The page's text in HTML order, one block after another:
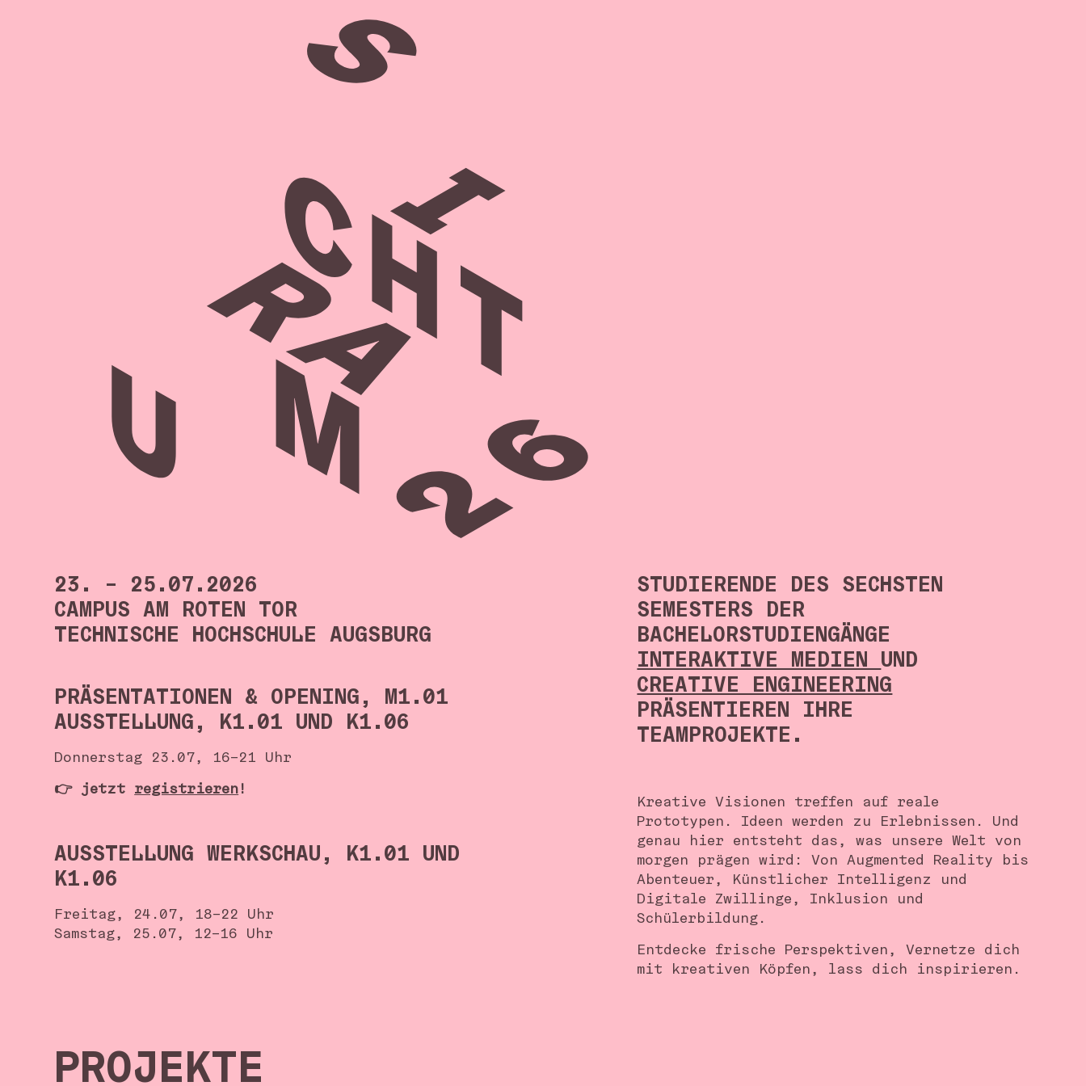
23. – 25.07.2026
CAMPUS AM ROTEN TOR
TECHNISCHE HOCHSCHULE AUGSBURG
PRÄSENTATIONEN & OPENING, M1.01
AUSSTELLUNG, K1.01 UND K1.06
Donnerstag 23.07, 16–21 Uhr
👉 jetzt registrieren !
AUSSTELLUNG WERKSCHAU, K1.01 UND
K1.06
Freitag, 24.07, 18–22 Uhr
Samstag, 25.07, 12–16 Uhr
STUDIERENDE DES SECHSTEN
SEMESTERS DER
BACHELORSTUDIENGÄNGE
INTERAKTIVE MEDIEN UND
CREATIVE ENGINEERING
PRÄSENTIEREN IHRE
TEAMPROJEKTE.
Kreative Visionen treffen auf reale
Prototypen. Ideen werden zu Erlebnissen. Und
genau hier entsteht das, was unsere Welt von
morgen prägen wird: Von Augmented Reality bis
Abenteuer, Künstlicher Intelligenz und
Digitale Zwillinge, Inklusion und
Schülerbildung.
Entdecke frische Perspektiven, Vernetze dich
mit kreativen Köpfen, lass dich inspirieren.
PROJEKTE